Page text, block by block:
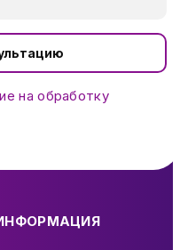
консультацию
на обработку